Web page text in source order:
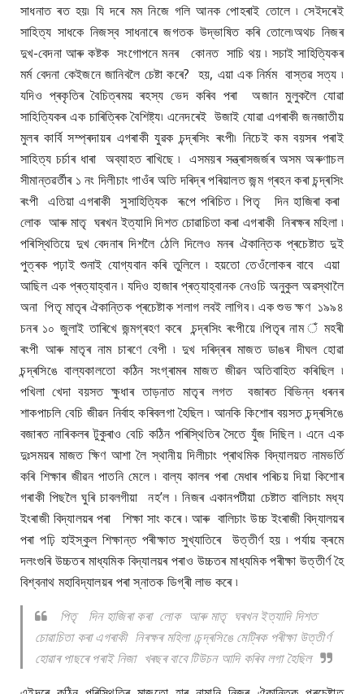
সাধনাত ৰত হয়৷ যি দৰে মম নিজে গলি আনক পোহৰাই তোলে ৷ সেইদৰেই
সাহিত্য সাধকে নিজস্ব সাধনাৰে জগতক উদ্ভাষিত কৰি তোলে৷অথচ নিজৰ
দুখ-বেদনা আৰু কষ্টক সংগোপনে মনৰ কোনত সাচি থয় ৷ সচাই সাহিত্যিকৰ
মৰ্ম বেদনা কেইজনে জানিবলৈ চেষ্টা কৰে? হয়, এয়া এক নিৰ্মম বাস্তৱ সত্য ৷
যদিও প্ৰকৃতিৰ বৈচিত্ৰময় ৰহস্য ভেদ কৰিব পৰা অজান মুলুকলৈ যোৱা
সাহিত্যিকৰ এক চাৰিত্ৰিক বৈশিষ্ট্য৷ এনেদৰেই উজাই যোৱা এগৰাকী জনজাতীয়
মুলৰ কাৰ্বি সম্প্ৰদায়ৰ এগৰাকী যুৱক চন্দ্ৰসিং ৰংপী৷ নিচেই কম বয়সৰ পৰাই
সাহিত্য চৰ্চাৰ ধাৰা অব্যাহত ৰাখিছে ৷ এসময়ৰ সন্ত্ৰাসজৰ্জৰ অসম অৰুণাচল
সীমান্তৱৰ্তীৰ ১ নং দিলীচাং গাওঁৰ অতি দৰিদ্ৰ পৰিয়ালত জন্ম গ্ৰহন কৰা চন্দ্ৰসিং
ৰংপী এতিয়া এগৰাকী সুসাহিত্যিক ৰূপে পৰিচিত ৷ পিতৃ দিন হাজিৰা কৰা
লোক আৰু মাতৃ ঘৰখন ইত্যাদি দিশত চোৱাচিতা কৰা এগৰাকী নিৰক্ষৰ মহিলা ৷
পৰিস্থিতিয়ে দুখ বেদনাৰ দিশলৈ ঠেলি দিলেও মনৰ ঐকান্তিক প্ৰচেষ্টাত দুই
পুত্ৰক পঢ়াই শুনাই যোগ্যবান কৰি তুলিলে ৷ হয়তো তেওঁলোকৰ বাবে এয়া
আছিল এক প্ৰত্যাহ্বান ৷ যদিও হাজাৰ প্ৰত্যাহ্বানক নেওচি অনুকুল অৱস্থালৈ
অনা পিতৃ মাতৃৰ ঐকান্তিক প্ৰচেষ্টাক শলাগ লবই লাগিব ৷ এক শুভ ক্ষণ ১৯৯৪
চনৰ ১০ জুলাই তাৰিখে জন্মগ্ৰহণ কৰে চন্দ্ৰসিং ৰংপীয়ে ৷পিতৃৰ নাম ঁ মহৰী
ৰংপী আৰু মাতৃৰ নাম চাৰণে বেপী ৷ দুখ দৰিদ্ৰৰ মাজত ডাঙৰ দীঘল হোৱা
চন্দ্ৰসিঙে বাল্যকালতো কঠিন সংগ্ৰামৰ মাজত জীৱন অতিবাহিত কৰিছিল ৷
পখিলা খেদা বয়সত ক্ষুধাৰ তাড়নাত মাতৃৰ লগত বজাৰত বিভিন্ন ধৰনৰ
শাকপাচলি বেচি জীৱন নিৰ্বাহ কৰিবলগা হৈছিল ৷ আনকি কিশোৰ বয়সত চন্দ্ৰসিঙে
বজাৰত নাৰিকলৰ টুকুৰাও বেচি কঠিন পৰিস্থিতিৰ সৈতে যুঁজ দিছিল ৷ এনে এক
দুঃসময়ৰ মাজত ক্ষিণ আশা লৈ স্থানীয় দিলীচাং প্ৰাথমিক বিদ্যালয়ত নামভৰ্তি
কৰি শিক্ষাৰ জীৱন পাতনি মেলে ৷ বাল্য কালৰ পৰা মেধাৰ পৰিচয় দিয়া কিশোৰ
গৰাকী পিছলৈ ঘুৰি চাবলগীয়া নহ’ল ৷ নিজৰ একানপটীয়া চেষ্টাত বালিচাং মধ্য
ইংৰাজী বিদ্যালয়ৰ পৰা শিক্ষা সাং কৰে ৷ আৰু বালিচাং উচ্চ ইংৰাজী বিদ্যালয়ৰ
পৰা পঢ়ি হাইস্কুল শিক্ষান্ত পৰীক্ষাত সুখ্যাতিৰে উত্তীৰ্ণ হয় ৷ পৰ্যায় ক্ৰমে
দলংগুৰি উচ্চতৰ মাধ্যমিক বিদ্যালয়ৰ পৰাও উচ্চতৰ মাধ্যমিক পৰীক্ষা উত্তীৰ্ণ হৈ
বিশ্বনাথ মহাবিদ্যালয়ৰ পৰা স্নাতক ডিগ্ৰী লাভ কৰে ৷
পিতৃ দিন হাজিৰা কৰা লোক আৰু মাতৃ ঘৰখন ইত্যাদি দিশত
চোৱাচিতা কৰা এগৰাকী নিৰক্ষৰ মহিলা ৷চন্দ্ৰসিঙে মেট্ৰিক পৰীক্ষা উত্তীৰ্ণ
হোৱাৰ পাছৰে পৰাই নিজা খৰছৰ বাবে টিউচন আদি কৰিব লগা হৈছিল